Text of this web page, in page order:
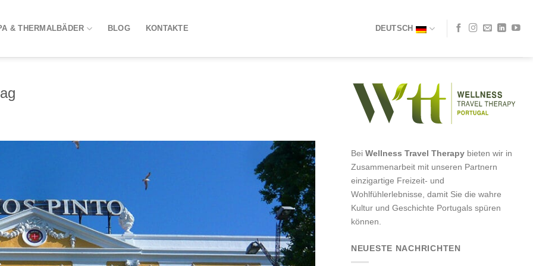
& THERMALBÄDER BLOG KONTAKTE DEUTSCH
Bei Wellness Travel Therapy bieten wir in
Zusammenarbeit mit unseren Partnern
einzigartige Freizeit- und
Wohlfühlerlebnisse, damit Sie die wahre
Kultur und Geschichte Portugals spüren
können.
NEUESTE NACHRICHTEN